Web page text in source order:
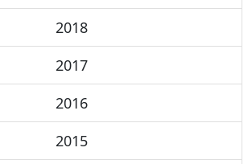
2018
2017
2016
2015